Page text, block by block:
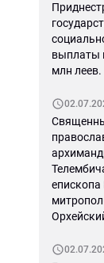
выплаты
млн леев.
епископа